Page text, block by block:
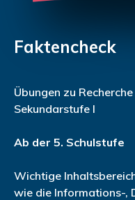
Faktencheck
Übungen zu
Sekundarstufe I
Ab der 5. Schulstufe
Wichtige
wie die Informations-,